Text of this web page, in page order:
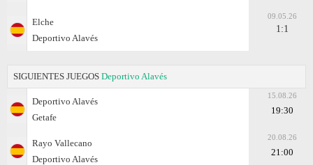
Elche
Deportivo Alavés
09.05.26
1:1
SIGUIENTES JUEGOS Deportivo Alavés
Deportivo Alavés
Getafe
15.08.26
19:30
Rayo Vallecano
Deportivo Alavés
20.08.26
21:00